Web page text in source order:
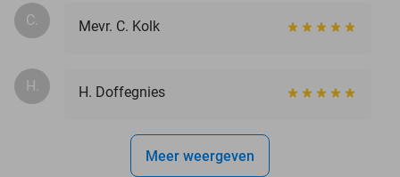
C. Mevr. C. Kolk
H. H. Doffegnies
Meer weergeven